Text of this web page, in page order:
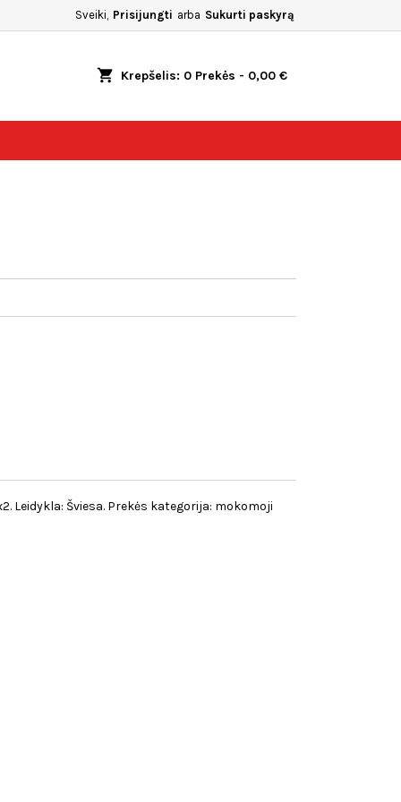
Sveiki, Prisijungti arba Sukurti paskyrą
shopping_cart Krepšelis: 0 Prekės - 0,00 €
Leidykla: Šviesa. Prekės kategorija: mokomoji